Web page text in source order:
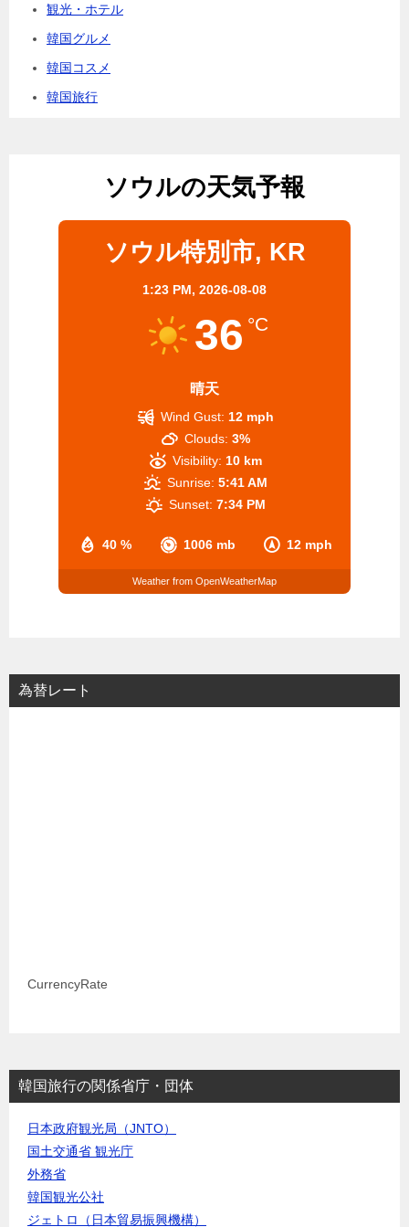
観光・ホテル
韓国グルメ
韓国コスメ
韓国旅行
ソウルの天気予報
ソウル特別市, KR
1:23 PM, 2026-08-08
36 °C
晴天
40 % 1006 mb 12 mph
Wind Gust: 12 mph
Clouds: 3%
Visibility: 10 km
Sunrise: 5:41 AM
Sunset: 7:34 PM
Weather from OpenWeatherMap
為替レート
CurrencyRate
韓国旅行の関係省庁・団体
日本政府観光局（JNTO）
国土交通省 観光庁
外務省
韓国観光公社
ジェトロ（日本貿易振興機構）